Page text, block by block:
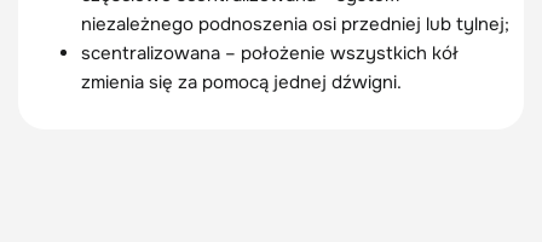
niezależnego podnoszenia osi przedniej lub tylnej;
scentralizowana – położenie wszystkich kół
zmienia się za pomocą jednej dźwigni.